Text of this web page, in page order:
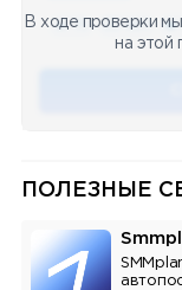
🔥 75 👍🏻 487 ❤️
В ходе проверки
на этой
ПОЛЕЗНЫЕ